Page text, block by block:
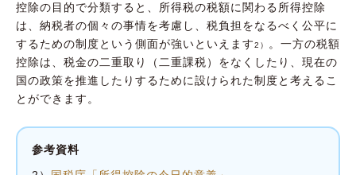
控除の目的で分類すると、所得税の税額に関わる所得控除
は、納税者の個々の事情を考慮し、税負担をなるべく公平に
するための制度という側面が強いといえます2）
。一方の税額
控除は、税金の二重取り（二重課税）をなくしたり、現在の
国の政策を推進したりするために設けられた制度と考えるこ
とができます。
参考資料